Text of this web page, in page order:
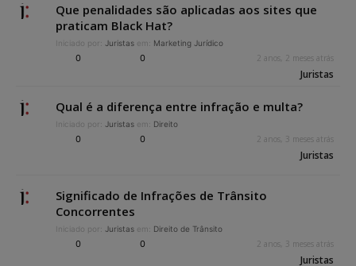
Que penalidades são aplicadas aos sites que
praticam Black Hat?
Iniciado por: Juristas em: Marketing Jurídico
0 0 2 anos, 2 meses atrás
Juristas
Qual é a diferença entre infração e multa?
Iniciado por: Juristas em: Direito
0 0 2 anos, 3 meses atrás
Juristas
Significado de Infrações de Trânsito
Concorrentes
Iniciado por: Juristas em: Direito de Trânsito
0 0 2 anos, 3 meses atrás
Juristas